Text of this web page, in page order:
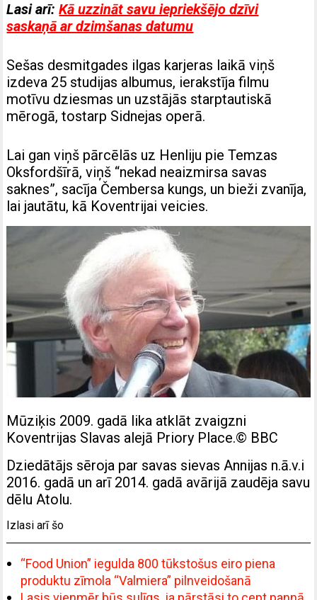
Lasi arī:Kā uzzināt savu iepriekšējo dzīvi
saskaņā ar dzimšanas datumu
Sešas desmitgades ilgas karjeras laikā viņš
izdeva 25 studijas albumus, ierakstīja filmu
motīvu dziesmas un uzstājās starptautiskā
mērogā, tostarp Sidnejas operā.
Lai gan viņš pārcēlās uz Henliju pie Temzas
Oksfordšīrā, viņš “nekad neaizmirsa savas
saknes”, sacīja Čembersa kungs, un bieži zvanīja,
lai jautātu, kā Koventrijai veicies.
Mūziķis 2009. gadā lika atklāt zvaigzni
Koventrijas Slavas alejā Priory Place.© BBC
Dziedātājs sēroja par savas sievas Annijas n.ā.v.i
2016. gadā un arī 2014. gadā avārijā zaudēja savu
dēlu Atolu.
Izlasi arī šo
“Food Union” iegulda 800 tūkstošus eiro piena
produktu zīmola “Valmiera” pilnveidošanā